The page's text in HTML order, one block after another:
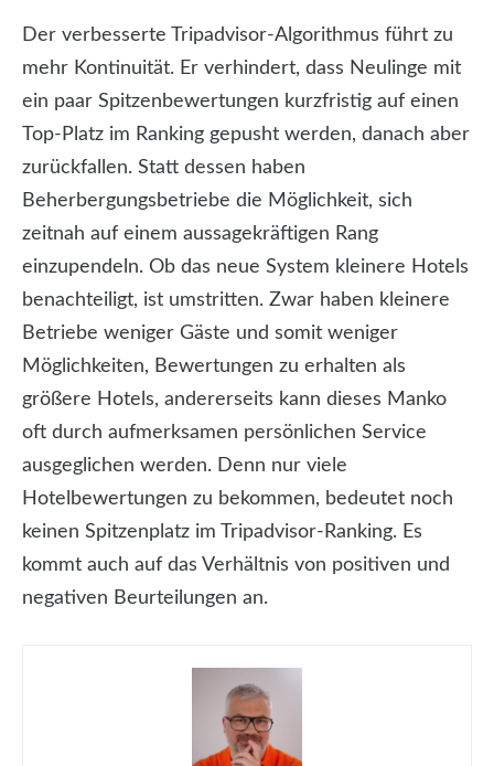
Der verbesserte Tripadvisor-Algorithmus führt zu
mehr Kontinuität. Er verhindert, dass Neulinge mit
ein paar Spitzenbewertungen kurzfristig auf einen
Top-Platz im Ranking gepusht werden, danach aber
zurückfallen. Statt dessen haben
Beherbergungsbetriebe die Möglichkeit, sich
zeitnah auf einem aussagekräftigen Rang
einzupendeln. Ob das neue System kleinere Hotels
benachteiligt, ist umstritten. Zwar haben kleinere
Betriebe weniger Gäste und somit weniger
Möglichkeiten, Bewertungen zu erhalten als
größere Hotels, andererseits kann dieses Manko
oft durch aufmerksamen persönlichen Service
ausgeglichen werden. Denn nur viele
Hotelbewertungen zu bekommen, bedeutet noch
keinen Spitzenplatz im Tripadvisor-Ranking. Es
kommt auch auf das Verhältnis von positiven und
negativen Beurteilungen an.